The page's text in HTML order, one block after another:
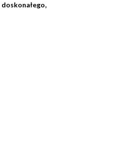
doskonałego,